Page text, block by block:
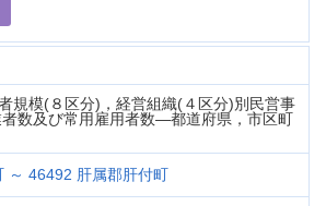
規模(８区分)，経営組織(４区分)別民営事
数及び常用雇用者数―都道府県，市区町
～ 46492 肝属郡肝付町